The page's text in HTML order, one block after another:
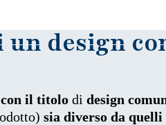
un design
il titolo di design
sia diverso da quelli